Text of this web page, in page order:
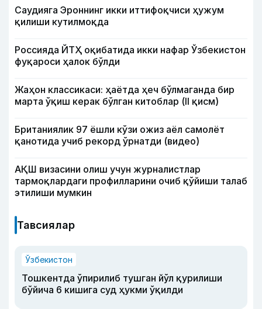
Саудияга Эроннинг икки иттифоқчиси ҳужум
қилиши кутилмоқда
Россияда ЙТҲ оқибатида икки нафар Ўзбекистон
фуқароси ҳалок бўлди
Жаҳон классикаси: ҳаётда ҳеч бўлмаганда бир
марта ўқиш керак бўлган китоблар (II қисм)
Британиялик 97 ёшли кўзи ожиз аёл самолёт
қанотида учиб рекорд ўрнатди (видео)
АҚШ визасини олиш учун журналистлар
тармоқлардаги профилларини очиб қўйиши талаб
этилиши мумкин
Тавсиялар
Ўзбекистон
Тошкентда ўпирилиб тушган йўл қурилиши
бўйича 6 кишига суд ҳукми ўқилди